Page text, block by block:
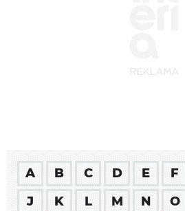
A B C D E F
J
K L M N O